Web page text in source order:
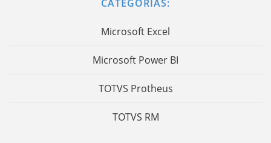
CATEGORIAS:
Microsoft Excel
Microsoft Power BI
TOTVS Protheus
TOTVS RM